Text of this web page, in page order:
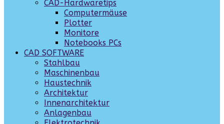
CAD-Hardwaretips
Computermäuse
Plotter
Monitore
Notebooks PCs
CAD SOFTWARE
Stahlbau
Maschinenbau
Haustechnik
Architektur
Innenarchitektur
Anlagenbau